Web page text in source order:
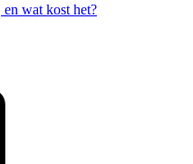
wat kost het?